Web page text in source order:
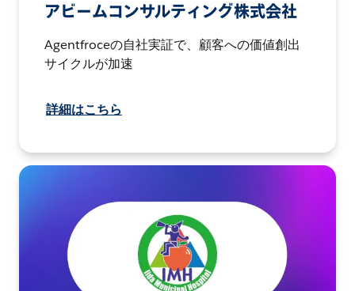
アビームコンサルティング株式会社
Agentfroceの自社実証で、顧客への価値創出
サイクルが加速
詳細はこちら